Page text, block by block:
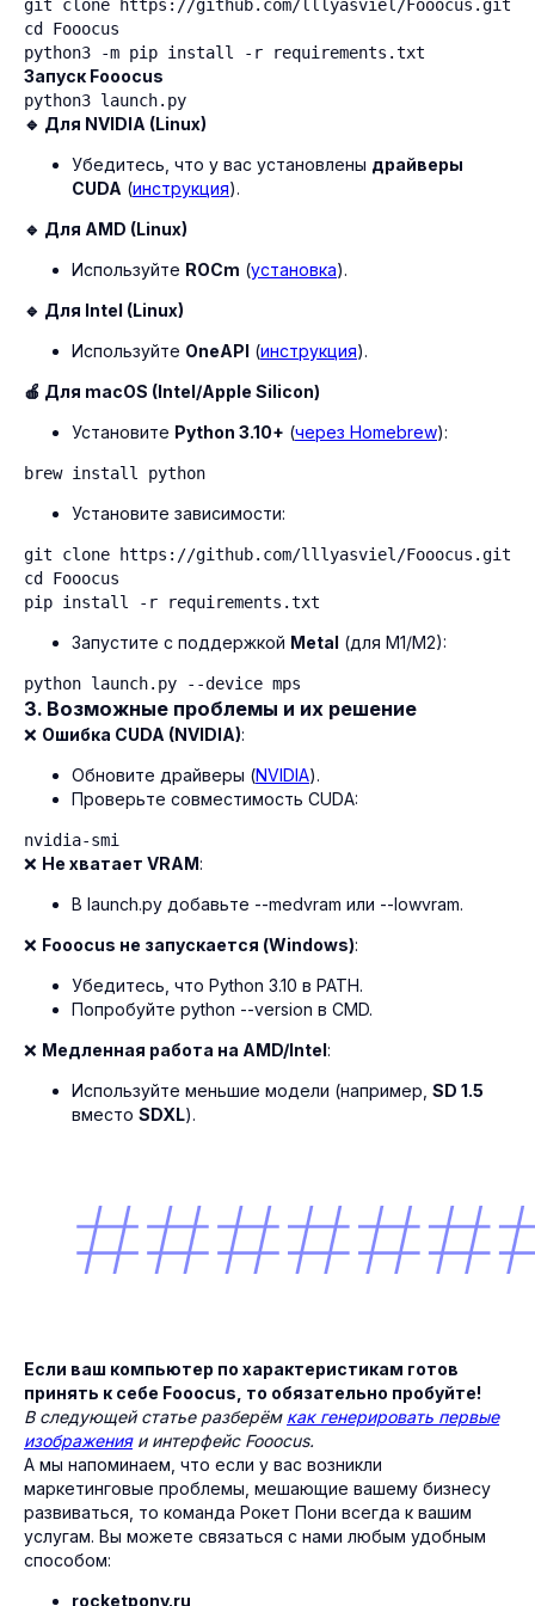
git clone https://github.com/lllyasviel/Fooocus.git
cd Fooocus
python3 -m pip install -r requirements.txt
Запуск Fooocus
python3 launch.py
🔹 Для NVIDIA (Linux)
Убедитесь, что у вас установлены драйверы
CUDA (инструкция).
🔹 Для AMD (Linux)
Используйте ROCm (установка).
🔹 Для Intel (Linux)
Используйте OneAPI (инструкция).
🍎 Для macOS (Intel/Apple Silicon)
Установите Python 3.10+ (через Homebrew):
brew install python
Установите зависимости:
git clone https://github.com/lllyasviel/Fooocus.git
cd Fooocus
pip install -r requirements.txt
Запустите с поддержкой Metal (для M1/M2):
python launch.py --device mps
3. Возможные проблемы и их решение
❌ Ошибка CUDA (NVIDIA):
Обновите драйверы (NVIDIA).
Проверьте совместимость CUDA:
nvidia-smi
❌ Не хватает VRAM:
В launch.py добавьте --medvram или --lowvram.
❌ Fooocus не запускается (Windows):
Убедитесь, что Python 3.10 в PATH.
Попробуйте python --version в CMD.
❌ Медленная работа на AMD/Intel:
Используйте меньшие модели (например, SD 1.5
вместо SDXL).
Если ваш компьютер по характеристикам готов
принять к себе Fooocus, то обязательно пробуйте!
В следующей статье разберём как генерировать первые
изображенияи интерфейс Fooocus.
А мы напоминаем, что если у вас возникли
маркетинговые проблемы, мешающие вашему бизнесу
развиваться, то команда Рокет Пони всегда к вашим
услугам. Вы можете связаться с нами любым удобным
способом:
rocketpony.ru